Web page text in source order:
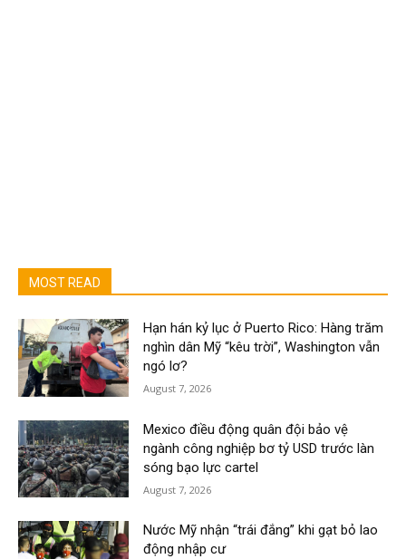
MOST READ
Hạn hán kỷ lục ở Puerto Rico: Hàng trăm
nghìn dân Mỹ “kêu trời”, Washington vẫn
ngó lơ?
August 7, 2026
Mexico điều động quân đội bảo vệ
ngành công nghiệp bơ tỷ USD trước làn
sóng bạo lực cartel
August 7, 2026
Nước Mỹ nhận “trái đắng” khi gạt bỏ lao
động nhập cư